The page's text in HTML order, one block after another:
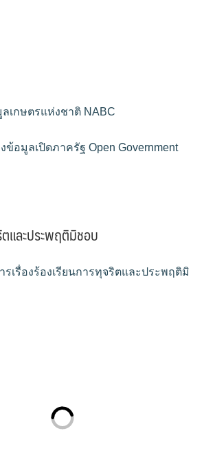
เกษตรแห่งชาติ NABC
ข้อมูลเปิดภาครัฐ Open Government
และประพฤติมิชอบ
รเรื่องร้องเรียนการทุจริตและประพฤติมิ